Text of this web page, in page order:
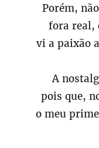
Porém,
fora real,
vi a paixão
A
pois que,
o meu